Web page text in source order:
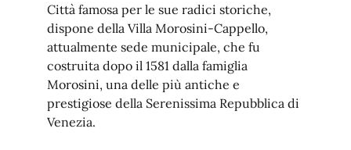
Città famosa per le sue radici storiche,
dispone della Villa Morosini-Cappello,
attualmente sede municipale, che fu
costruita dopo il 1581 dalla famiglia
Morosini, una delle più antiche e
prestigiose della Serenissima Repubblica di
Venezia.